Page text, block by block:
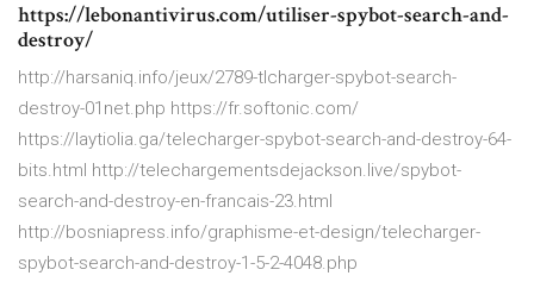
https://lebonantivirus.com/utiliser-spybot-search-and-
destroy/
http://harsaniq.info/jeux/2789-tlcharger-spybot-search-
destroy-01net.php https://fr.softonic.com/
https://laytiolia.ga/telecharger-spybot-search-and-destroy-64-
bits.html http://telechargementsdejackson.live/spybot-
search-and-destroy-en-francais-23.html
http://bosniapress.info/graphisme-et-design/telecharger-
spybot-search-and-destroy-1-5-2-4048.php